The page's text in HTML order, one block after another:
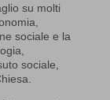
su molti
sociale e la
sociale,